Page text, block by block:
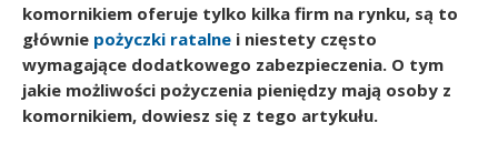
komornikiem oferuje tylko kilka firm na rynku, są to
głównie pożyczki ratalne i niestety często
wymagające dodatkowego zabezpieczenia. O tym
jakie możliwości pożyczenia pieniędzy mają osoby z
komornikiem, dowiesz się z tego artykułu.